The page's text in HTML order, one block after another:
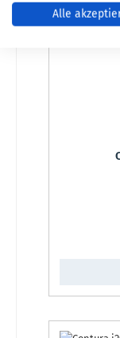
Alle